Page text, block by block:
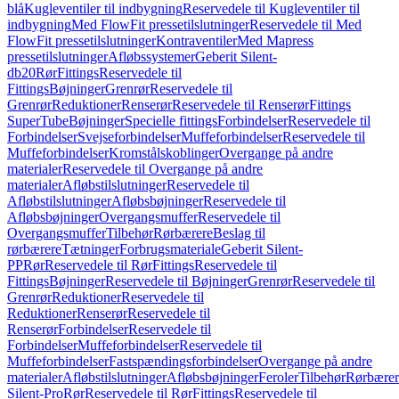
blåKugleventiler til indbygningReservedele til Kugleventiler til
indbygningMed FlowFit pressetilslutningerReservedele til Med
FlowFit pressetilslutningerKontraventilerMed Mapress
pressetilslutningerAfløbssystemerGeberit Silent-
db20RørFittingsReservedele til
FittingsBøjningerGrenrørReservedele til
GrenrørReduktionerRenserørReservedele til RenserørFittings
SuperTubeBøjningerSpecielle fittingsForbindelserReservedele til
ForbindelserSvejseforbindelserMuffeforbindelserReservedele til
MuffeforbindelserKromstålskoblingerOvergange på andre
materialerReservedele til Overgange på andre
materialerAfløbstilslutningerReservedele til
AfløbstilslutningerAfløbsbøjningerReservedele til
AfløbsbøjningerOvergangsmufferReservedele til
OvergangsmufferTilbehørRørbærereBeslag til
rørbærereTætningerForbrugsmaterialeGeberit Silent-
PPRørReservedele til RørFittingsReservedele til
FittingsBøjningerReservedele til BøjningerGrenrørReservedele til
GrenrørReduktionerReservedele til
ReduktionerRenserørReservedele til
RenserørForbindelserReservedele til
ForbindelserMuffeforbindelserReservedele til
MuffeforbindelserFastspændingsforbindelserOvergange på andre
materialerAfløbstilslutningerAfløbsbøjningerFerolerTilbehør
Silent-ProRørReservedele til RørFittingsReservedele til